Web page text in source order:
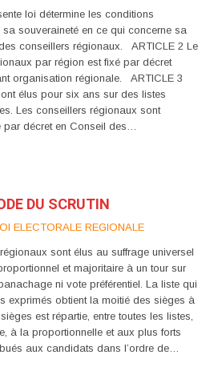
loi détermine les conditions
souveraineté en ce qui concerne sa
conseillers régionaux. ARTICLE 2 Le
par région est fixé par décret
organisation régionale. ARTICLE 3
élus pour six ans sur des listes
Les conseillers régionaux sont
décret en Conseil des…
DU SCRUTIN
ELECTORALE REGIONALE
sont élus au suffrage universel
et majoritaire à un tour sur
ni vote préférentiel. La liste qui
exprimés obtient la moitié des sièges à
est répartie, entre toutes les listes,
à la proportionnelle et aux plus forts
aux candidats dans l’ordre de…